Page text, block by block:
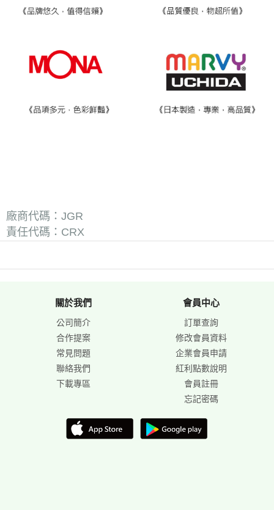
廠商代碼：JGR
責任代碼：CRX
關於我們
公司簡介
合作提案
常見問題
聯絡我們
下載專區
會員中心
訂單查詢
修改會員資料
企業會員申請
紅利點數說明
會員註冊
忘記密碼